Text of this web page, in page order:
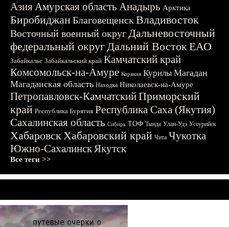
АзияАмурская область Анадырь Арктика
БиробиджанБлаговещенскВладивосток
Восточный военный округДальневосточный
федеральный округДальний ВостокЕАО
Забайкалье Забайкальский край Камчатский край
Комсомольск-на-Амуре Корякия Курилы Магадан
Магаданская область Находка Николаевск-на-Амуре
Петропавловск-КамчатскийПриморский
край Республика Бурятия Республика Саха (Якутия)
Сахалинская область Сибирь ТОФ Тында Улан-Удэ Уссурийск
ХабаровскХабаровский край Чита Чукотка
Южно-СахалинскЯкутск
Все теги >>